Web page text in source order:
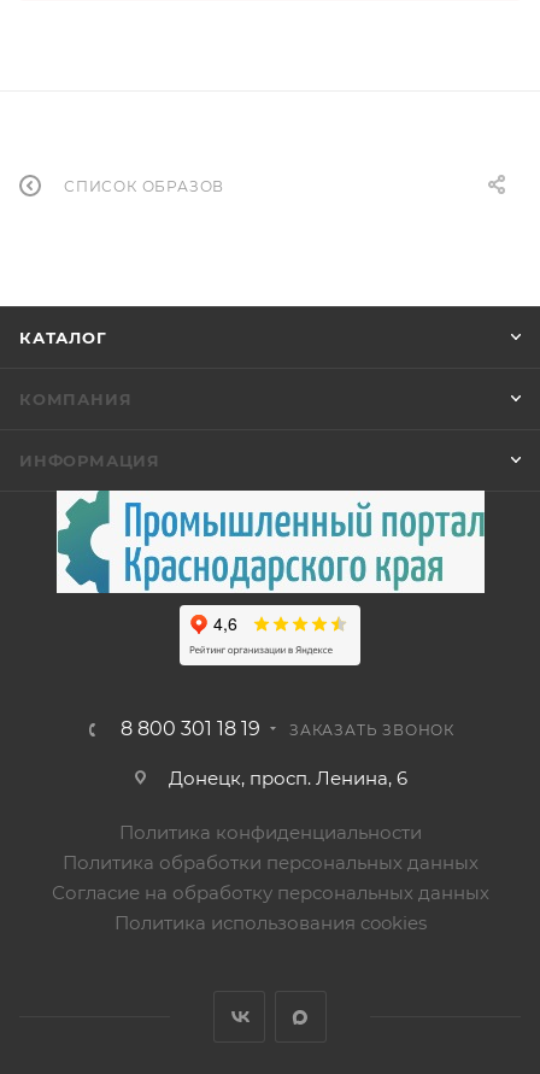
СПИСОК ОБРАЗОВ
КАТАЛОГ
КОМПАНИЯ
ИНФОРМАЦИЯ
8 800 301 18 19 ЗАКАЗАТЬ ЗВОНОК
Донецк, просп. Ленина, 6
Политика конфиденциальности
Политика обработки персональных данных
Согласие на обработку персональных данных
Политика использования cookies